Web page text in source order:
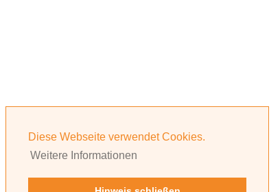
Diese Webseite verwendet Cookies.
Weitere Informationen